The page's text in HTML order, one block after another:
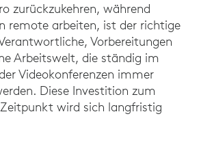
zurückzukehren, während
remote arbeiten, ist der richtige
Vorbereitungen
Arbeitswelt, die ständig im
Videokonferenzen immer
Diese Investition zum
wird sich langfristig